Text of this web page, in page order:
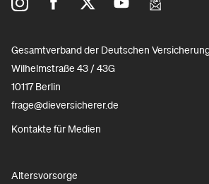
Gesamtverband der Deutschen
Wilhelmstraße 43 / 43G
10117 Berlin
frage@dieversicherer.de
Kontakte für Medien
Altersvorsorge